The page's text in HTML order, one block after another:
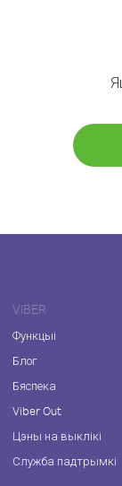
VIBER
Функцыі
Блог
Бяспека
Viber Out
Цэны на выклікі
Служба падтрымкі